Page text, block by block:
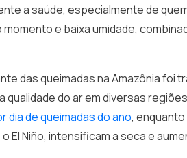
a saúde, especialmente de
e baixa umidade,
das queimadas na Amazônia foi
qualidade do ar em diversas
dia de queimadas do ano,
El Niño, intensificam a seca e